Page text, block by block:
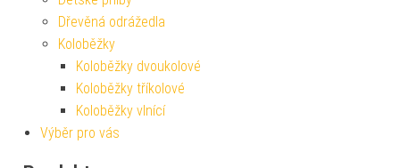
Dřevěná odrážedla
Koloběžky
Koloběžky dvoukolové
Koloběžky tříkolové
Koloběžky vlnící
Výběr pro vás